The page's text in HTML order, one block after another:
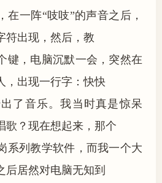
在一阵“吱吱”的声音之后，
符出现，然后，教
键，电脑沉默一会，突然在
，出现一行字：快快
了音乐。我当时真是惊呆
歌？现在想起来，那个
系列教学软件，而我一个大
后居然对电脑无知到